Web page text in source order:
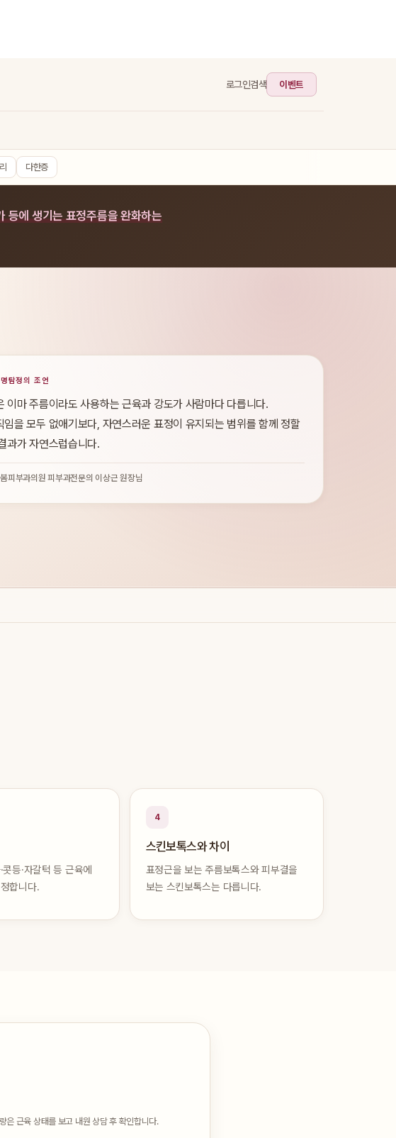
로그인검색 이벤트
다한증
등에 생기는 표정주름을 완화하는
탐정의 조언
이마 주름이라도 사용하는 근육과 강도가 사람마다 다릅니다.
임을 모두 없애기보다, 자연스러운 표정이 유지되는 범위를 함께 정할
과가 자연스럽습니다.
피부과의원 피부과전문의 이상근 원장님
콧등·자갈턱 등 근육에
합니다.
4
스킨보톡스와 차이
표정근을 보는 주름보톡스와 피부결을
보는 스킨보톡스는 다릅니다.
은 근육 상태를 보고 내원 상담 후 확인합니다.